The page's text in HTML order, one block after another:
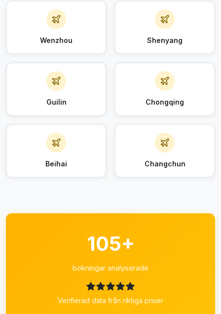
Wenzhou Shenyang
Guilin Chongqing
Beihai Changchun
105+
bokningar analyserade
Verifierad data från riktiga priser